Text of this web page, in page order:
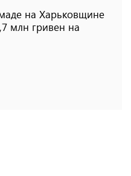
на Харьковщине
млн ​​гривен на